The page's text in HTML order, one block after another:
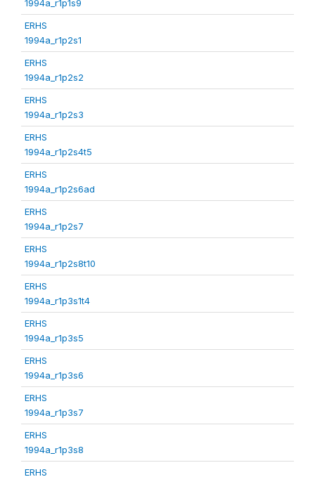
1994a_r1p1s9
ERHS
1994a_r1p2s1
ERHS
1994a_r1p2s2
ERHS
1994a_r1p2s3
ERHS
1994a_r1p2s4t5
ERHS
1994a_r1p2s6ad
ERHS
1994a_r1p2s7
ERHS
1994a_r1p2s8t10
ERHS
1994a_r1p3s1t4
ERHS
1994a_r1p3s5
ERHS
1994a_r1p3s6
ERHS
1994a_r1p3s7
ERHS
1994a_r1p3s8
ERHS